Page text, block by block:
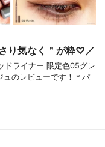
り気なく＂が粋♡／
ドライナー 限定色05グレ
ュのレビューです！＊パ